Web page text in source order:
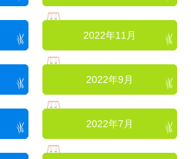
2022年11月
2022年9月
2022年7月